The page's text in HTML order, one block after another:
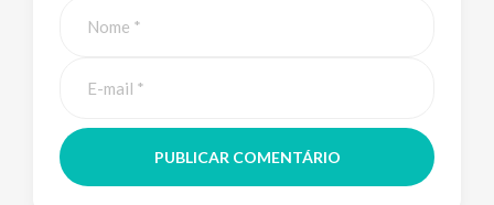
PUBLICAR COMENTÁRIO